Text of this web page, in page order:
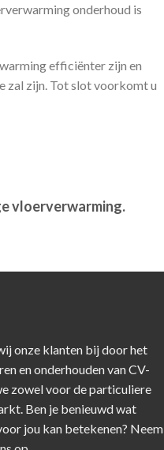
onderhoud is
efficiënter zijn en
zal zijn. Tot slot voorkomt u
vloerverwarming.
onze klanten bij door het
en onderhouden van CV-
zowel voor de particuliere
Ben je benieuwd wat
jou kan betekenen? Neem